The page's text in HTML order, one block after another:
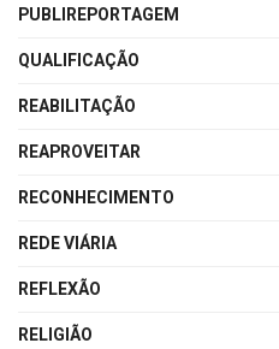
PUBLIREPORTAGEM
QUALIFICAÇÃO
REABILITAÇÃO
REAPROVEITAR
RECONHECIMENTO
REDE VIÁRIA
REFLEXÃO
RELIGIÃO